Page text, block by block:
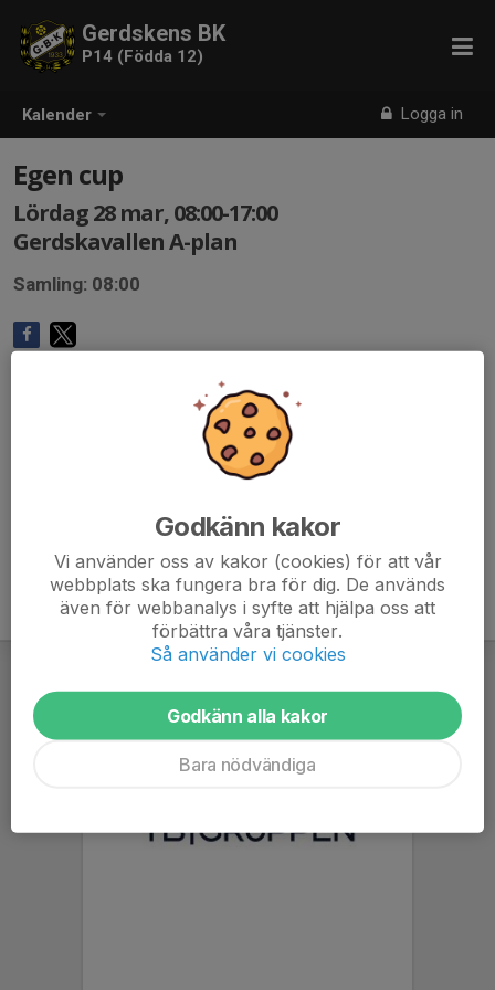
Kalender Logga in
Gerdskens BK
P14 (Födda 12)
Egen cup
Lördag 28 mar, 08:00-17:00
Gerdskavallen A-plan
Samling: 08:00
Godkänn kakor
Vi använder oss av kakor (cookies) för att vår
webbplats ska fungera bra för dig. De används
även för webbanalys i syfte att hjälpa oss att
förbättra våra tjänster.
Så använder vi cookies
Godkänn alla kakor
Bara nödvändiga